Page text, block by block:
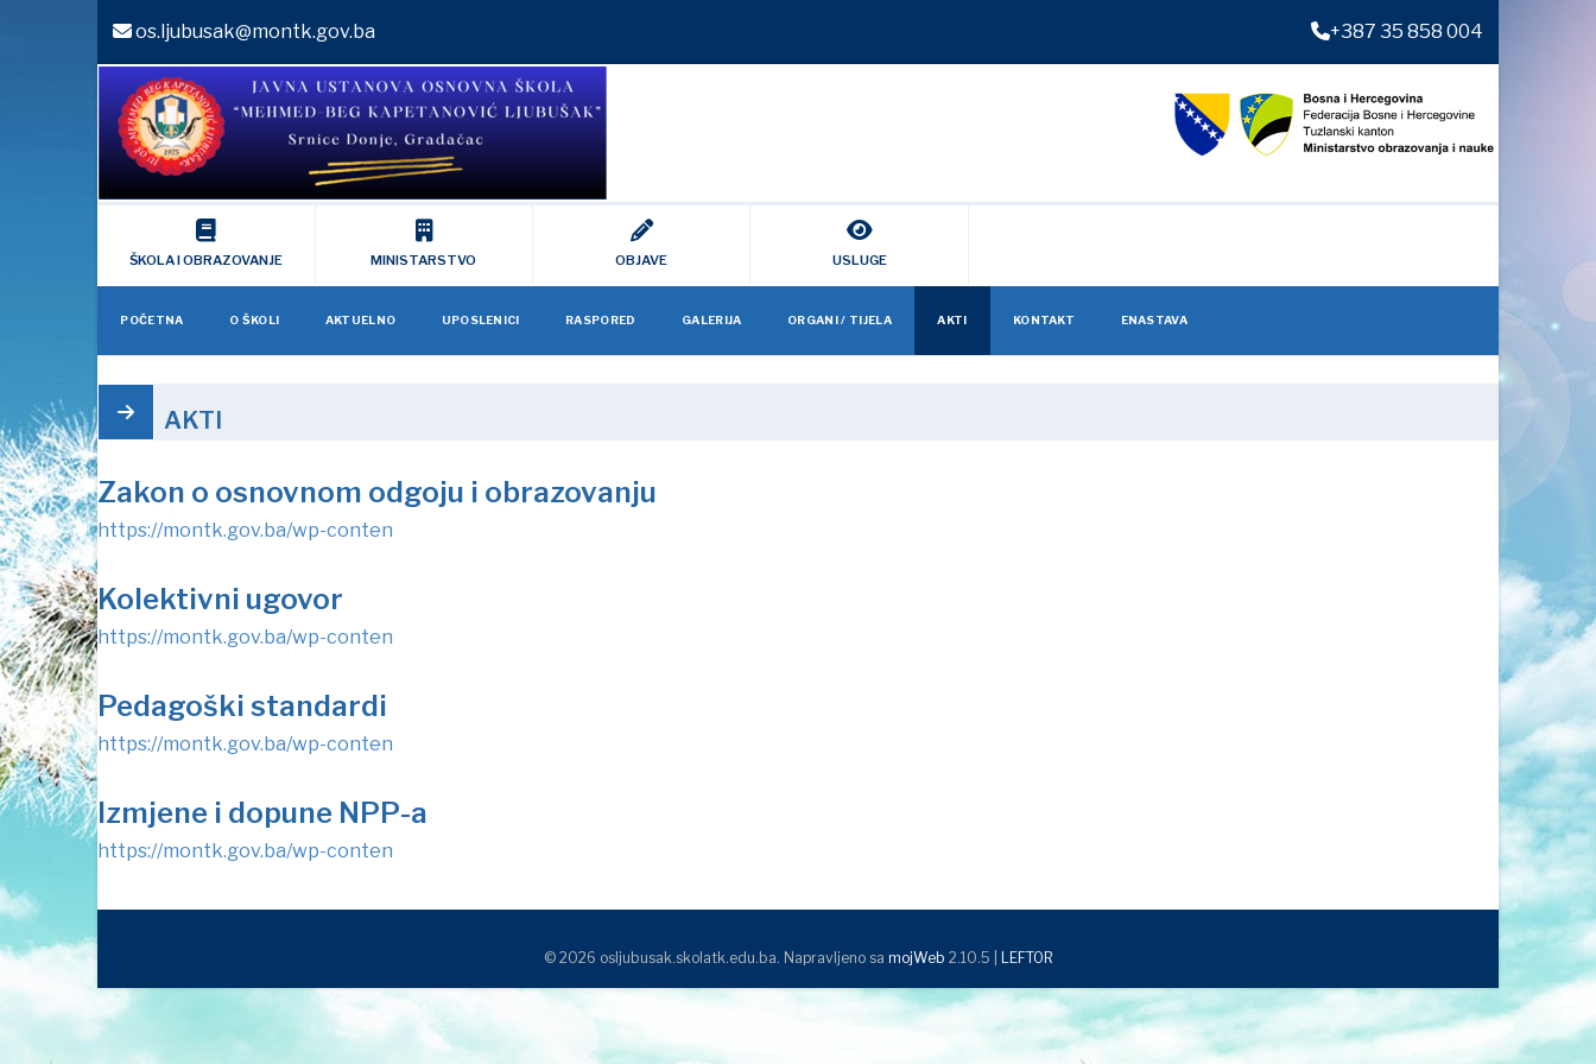
os.ljubusak@montk.gov.ba +387 35 858 004
ŠKOLA I OBRAZOVANJE MINISTARSTVO OBJAVE USLUGE
POČETNA O ŠKOLI AKTUELNO UPOSLENICI RASPORED GALERIJA ORGANI / TIJELA AKTI KONTAKT ENASTAVA
AKTI
Zakon o osnovnom odgoju i obrazovanju
https://montk.gov.ba/wp-conten
Kolektivni ugovor
https://montk.gov.ba/wp-conten
Pedagoški standardi
https://montk.gov.ba/wp-conten
Izmjene i dopune NPP-a
https://montk.gov.ba/wp-conten
© 2026 osljubusak.skolatk.edu.ba. Napravljeno sa mojWeb 2.10.5 | LEFTOR